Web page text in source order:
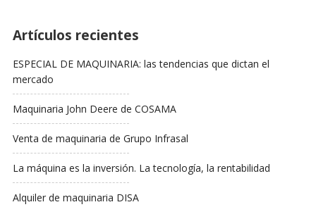
Artículos recientes
ESPECIAL DE MAQUINARIA: las tendencias que dictan el
mercado
Maquinaria John Deere de COSAMA
Venta de maquinaria de Grupo Infrasal
La máquina es la inversión. La tecnología, la rentabilidad
Alquiler de maquinaria DISA